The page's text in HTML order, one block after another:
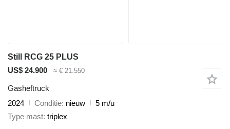
Still RCG 25 PLUS
US$ 24.900
≈ € 21.550
Gasheftruck
2024
Conditie nieuw
5 m/u
Type mast triplex